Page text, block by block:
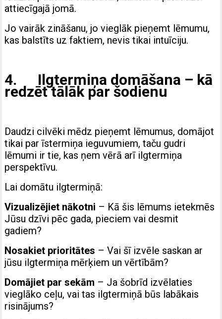
attiecīgajā jomā.
Jo vairāk zināšanu, jo vieglāk pieņemt lēmumu,
kas balstīts uz faktiem, nevis tikai intuīciju.
4. Ilgtermiņa domāšana – kā
redzēt tālāk par šodienu
Daudzi cilvēki mēdz pieņemt lēmumus, domājot
tikai par īstermiņa ieguvumiem, taču gudri
lēmumi ir tie, kas ņem vērā arī ilgtermiņa
perspektīvu.
Lai domātu ilgtermiņā:
Vizualizējiet nākotni – Kā šis lēmums ietekmēs
Jūsu dzīvi pēc gada, pieciem vai desmit
gadiem?
Nosakiet prioritātes – Vai šī izvēle saskan ar
jūsu ilgtermiņa mērķiem un vērtībām?
Domājiet par sekām – Ja šobrīd izvēlaties
vieglāko ceļu, vai tas ilgtermiņā būs labākais
risinājums?